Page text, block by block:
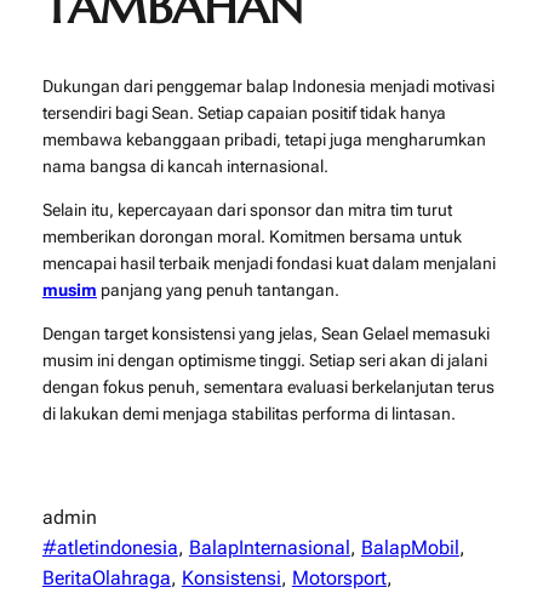
Dukungan dari penggemar balap Indonesia menjadi motivasi
tersendiri bagi Sean. Setiap capaian positif tidak hanya
membawa kebanggaan pribadi, tetapi juga mengharumkan
nama bangsa di kancah internasional.
Selain itu, kepercayaan dari sponsor dan mitra tim turut
memberikan dorongan moral. Komitmen bersama untuk
mencapai hasil terbaik menjadi fondasi kuat dalam menjalani
musim panjang yang penuh tantangan.
Dengan target konsistensi yang jelas, Sean Gelael memasuki
musim ini dengan optimisme tinggi. Setiap seri akan di jalani
dengan fokus penuh, sementara evaluasi berkelanjutan terus
di lakukan demi menjaga stabilitas performa di lintasan.
admin
#atletindonesia, BalapInternasional , BalapMobil
BeritaOlahraga, Konsistensi, Motorsport